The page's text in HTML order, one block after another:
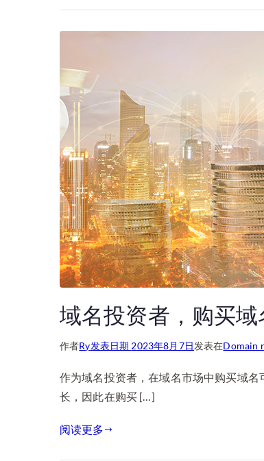
域名投资者，购买
作者Ry发表日期 2023年8月7日发表在Domain
作为域名投资者，在域名市场中购买域
长，因此在购买 […]
阅读更多